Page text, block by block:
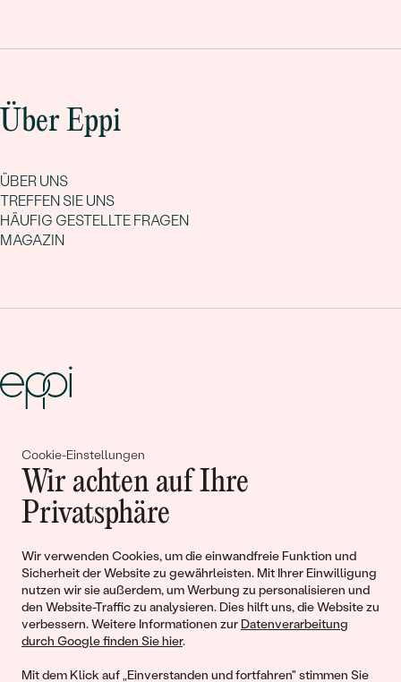
Cookie-Einstellungen
Wir achten auf Ihre
Privatsphäre
Wir verwenden Cookies, um die einwandfreie Funktion und
Sicherheit der Website zu gewährleisten. Mit Ihrer Einwilligung
nutzen wir sie außerdem, um Werbung zu personalisieren und
den Website-Traffic zu analysieren. Dies hilft uns, die Website zu
verbessern. Weitere Informationen zur Datenverarbeitung
durch Google finden Sie hier.
Mit dem Klick auf „Einverstanden und fortfahren" stimmen Sie
Über Eppi
ÜBER UNS
TREFFEN SIE UNS
HÄUFIG GESTELLTE FRAGEN
MAGAZIN
Gemeinsam erschaffen wir
Geschichten von Schönheit und
Liebe
Begleiten Sie uns!